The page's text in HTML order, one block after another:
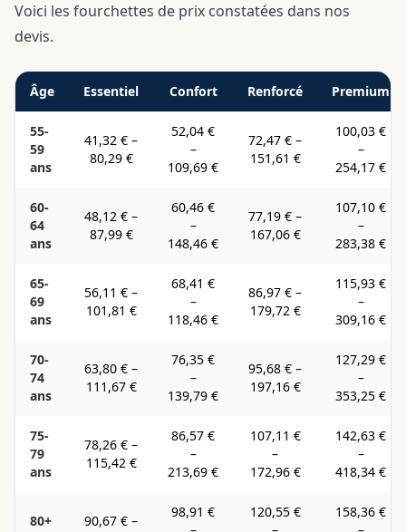
Voici les fourchettes de prix constatées dans nos
devis.
Âge Essentiel Confort Renforcé Premium
55-
59
ans
41,32 € –
80,29 €
52,04 €
–
109,69 €
72,47 € –
151,61 €
100,03 €
–
254,17 €
60-
64
ans
48,12 € –
87,99 €
60,46 €
–
148,46 €
77,19 € –
167,06 €
107,10 €
–
283,38 €
65-
69
ans
56,11 € –
101,81 €
68,41 €
–
118,46 €
86,97 € –
179,72 €
115,93 €
–
309,16 €
70-
74
ans
63,80 € –
111,67 €
76,35 €
–
139,79 €
95,68 € –
197,16 €
127,29 €
–
353,25 €
75-
79
ans
78,26 € –
115,42 €
86,57 €
–
213,69 €
107,11 €
–
172,96 €
142,63 €
–
418,34 €
80+
90,67 € –
98,91 €
120,55 €
158,36 €